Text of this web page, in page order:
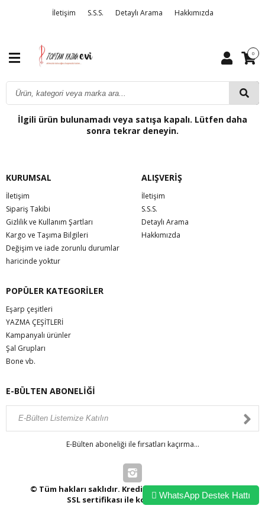
İletişim S.S.S. Detaylı Arama Hakkımızda
0
İlgili ürün bulunamadı veya satışa kapalı. Lütfen daha
sonra tekrar deneyin.
KURUMSAL
İletişim
Sipariş Takibi
Gizlilik ve Kullanım Şartları
Kargo ve Taşıma Bilgileri
Değişim ve iade zorunlu durumlar
haricinde yoktur
ALIŞVERİŞ
İletişim
S.S.S.
Detaylı Arama
Hakkımızda
POPÜLER KATEGORİLER
Eşarp çeşitleri
YAZMA ÇEŞİTLERİ
Kampanyalı ürünler
Şal Grupları
Bone vb.
E-BÜLTEN ABONELİĞİ
E-Bülten aboneliği ile fırsatları kaçırma...
© Tüm hakları saklıdır. Kredi kartı bilgileriniz 256bit
SSL sertifikası ile korunmaktadır.WhatsApp Destek Hattı